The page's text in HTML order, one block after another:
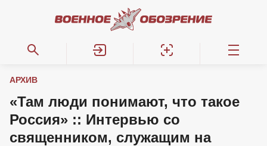
АРХИВ
«Там люди понимают, что такое
Россия» :: Интервью со
священником, служащим на